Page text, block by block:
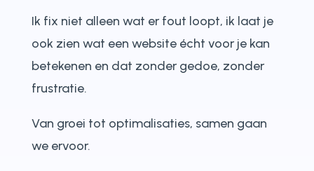
Ik fix niet alleen wat er fout loopt, ik laat je
ook zien wat een website écht voor je kan
betekenen en dat zonder gedoe, zonder
frustratie.
Van groei tot optimalisaties, samen gaan
we ervoor.